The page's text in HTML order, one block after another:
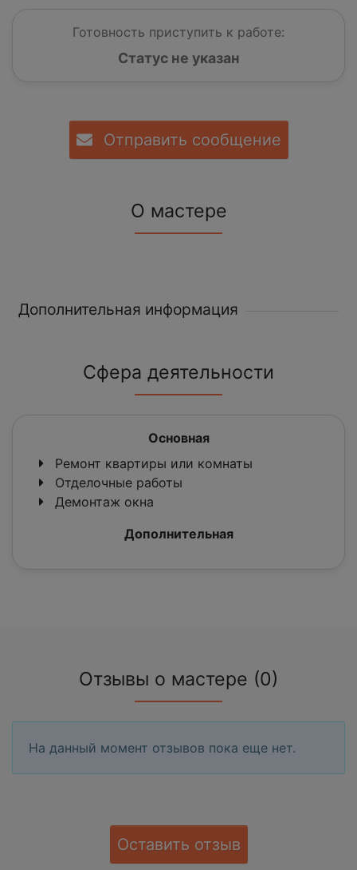
Готовность приступить к работе:
Статус не указан
Отправить сообщение
О мастере
Дополнительная информация
Сфера деятельности
Основная
Ремонт квартиры или комнаты
Отделочные работы
Демонтаж окна
Дополнительная
Отзывы о мастере (0)
На данный момент отзывов пока еще нет.
Оставить отзыв